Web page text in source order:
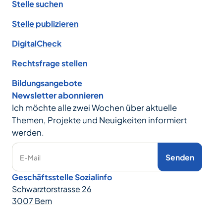
Stelle suchen
Stelle publizieren
DigitalCheck
Rechtsfrage stellen
Bildungsangebote
Newsletter abonnieren
Ich möchte alle zwei Wochen über aktuelle
Themen, Projekte und Neuigkeiten informiert
werden.
E-Mail Senden
Geschäftsstelle Sozialinfo
Schwarztorstrasse 26
3007 Bern